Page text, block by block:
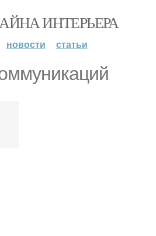
ИНТЕРЬЕРА
новости статьи